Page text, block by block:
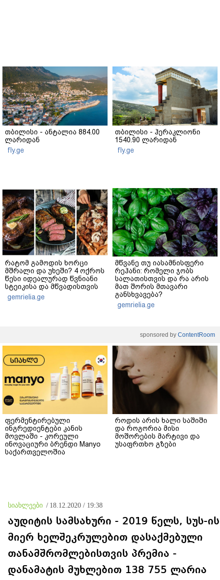
თბილისი - ანტალია 884.00
ლარიდან
fly.ge
თბილისი - ჰერაკლიონი
1540.90 ლარიდან
fly.ge
რატომ გამოდის ხორცი
მშრალი და უხეში? 4 ოქროს
წესი იდეალურად წვნიანი
სტეიკისა და მწვადისთვის
gemrielia.ge
მწვანე თუ იასამნისფერი
რეჰანი: რომელი ჯობს
სალათისთვის და რა არის
მათ შორის მთავარი
განსხვავება?
gemrielia.ge
sponsored by ContentRoom
ფერმენტირებული
ინგრედიენტები კანის
მოვლაში - კორეული
ინოვაციური ბრენდი Manyo
საქართველოშია
როდის არის ხალი საშიში
და როგორია მისი
მოშორების მარტივი და
უსაფრთხო გზები
სიახლეები / 18.12.2020 / 19:38
აუდიტის სამსახური - 2019 წელს, სუს-ის
მიერ ხელშეკრულებით დასაქმებული
თანამშრომლებისთვის პრემია -
დანამატის მუხლებით 138 755 ლარია